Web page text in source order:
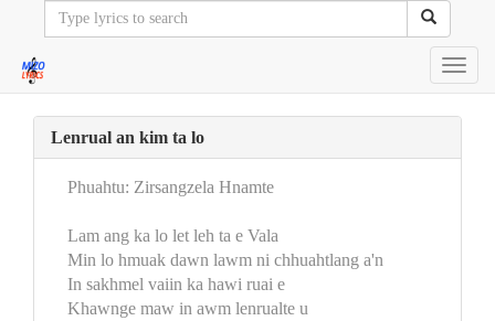
Lenrual an kim ta lo
Phuahtu: Zirsangzela Hnamte
Lam ang ka lo let leh ta e Vala
Min lo hmuak dawn lawm ni chhuahtlang a'n
In sakhmel vaiin ka hawi ruai e
Khawnge maw in awm lenrualte u